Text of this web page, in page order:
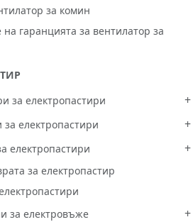
за комин
гаранцията за вентилатор за
за електропастири
+
електропастири +
електропастири +
за електропастир
за електровъже
+